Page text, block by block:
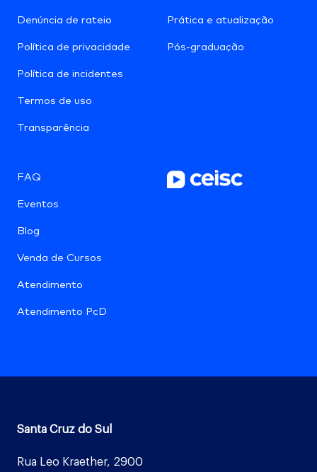
Denúncia de rateio
Política de privacidade
Política de incidentes
Termos de uso
Transparência
Prática e atualização
Pós-graduação
FAQ
Eventos
Blog
Venda de Cursos
Atendimento
Atendimento PcD
Santa Cruz do Sul
Rua Leo Kraether, 2900